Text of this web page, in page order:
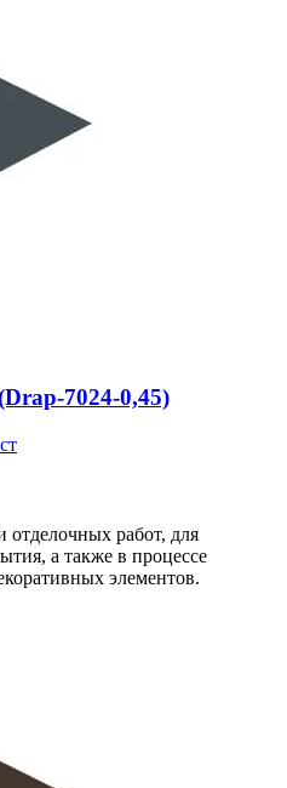
7024-0,45)
отделочных работ, для
а также в процессе
элементов.